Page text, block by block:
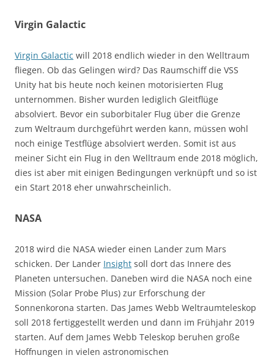
Virgin Galactic
Virgin Galactic will 2018 endlich wieder in den Welltraum
fliegen. Ob das Gelingen wird? Das Raumschiff die VSS
Unity hat bis heute noch keinen motorisierten Flug
unternommen. Bisher wurden lediglich Gleitflüge
absolviert. Bevor ein suborbitaler Flug über die Grenze
zum Weltraum durchgeführt werden kann, müssen wohl
noch einige Testflüge absolviert werden. Somit ist aus
meiner Sicht ein Flug in den Welltraum ende 2018 möglich,
dies ist aber mit einigen Bedingungen verknüpft und so ist
ein Start 2018 eher unwahrscheinlich.
NASA
2018 wird die NASA wieder einen Lander zum Mars
schicken. Der Lander Insight soll dort das Innere des
Planeten untersuchen. Daneben wird die NASA noch eine
Mission (Solar Probe Plus) zur Erforschung der
Sonnenkorona starten. Das James Webb Weltraumteleskop
soll 2018 fertiggestellt werden und dann im Frühjahr 2019
starten. Auf dem James Webb Teleskop beruhen große
Hoffnungen in vielen astronomischen